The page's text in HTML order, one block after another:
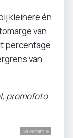
kleinere én
van
percentage
van
promofoto
Advertentie